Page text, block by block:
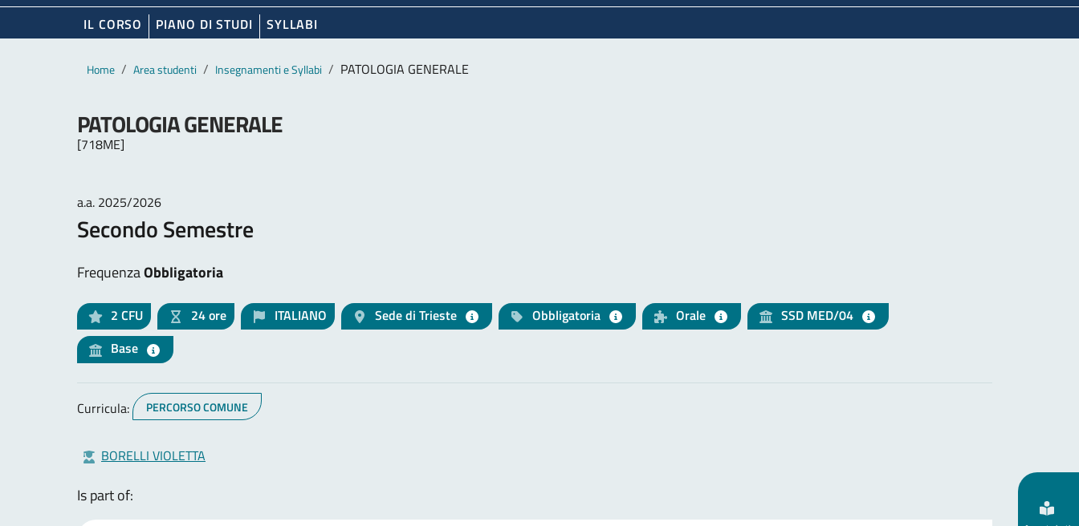
IL CORSO PIANO DI STUDI SYLLABI
Contenuto principale
Breadcrumb
Home Area studenti Insegnamenti e Syllabi PATOLOGIA GENERALE
PATOLOGIA GENERALE
[718ME]
a.a. 2025/2026
Secondo Semestre
FrequenzaObbligatoria
2 CFU 24 ore ITALIANO Sede di Trieste Obbligatoria Orale
SSD MED/04
Base
Curricula: PERCORSO COMUNE
BORELLI VIOLETTA
Is part of: